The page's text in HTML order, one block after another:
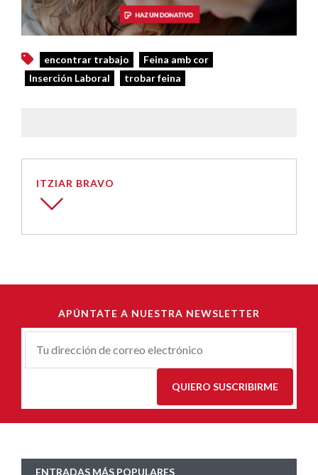
encontrar trabajo
Feina amb cor
Inserción Laboral
trobar feina
ITZIAR BRAVO
APÚNTATE A NUESTRA NEWSLETTER
Correu-
QUIERO SUSCRIBIRME
ENTRADAS MÁS POPULARES